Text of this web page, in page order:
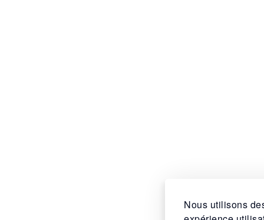
Nous utilisons